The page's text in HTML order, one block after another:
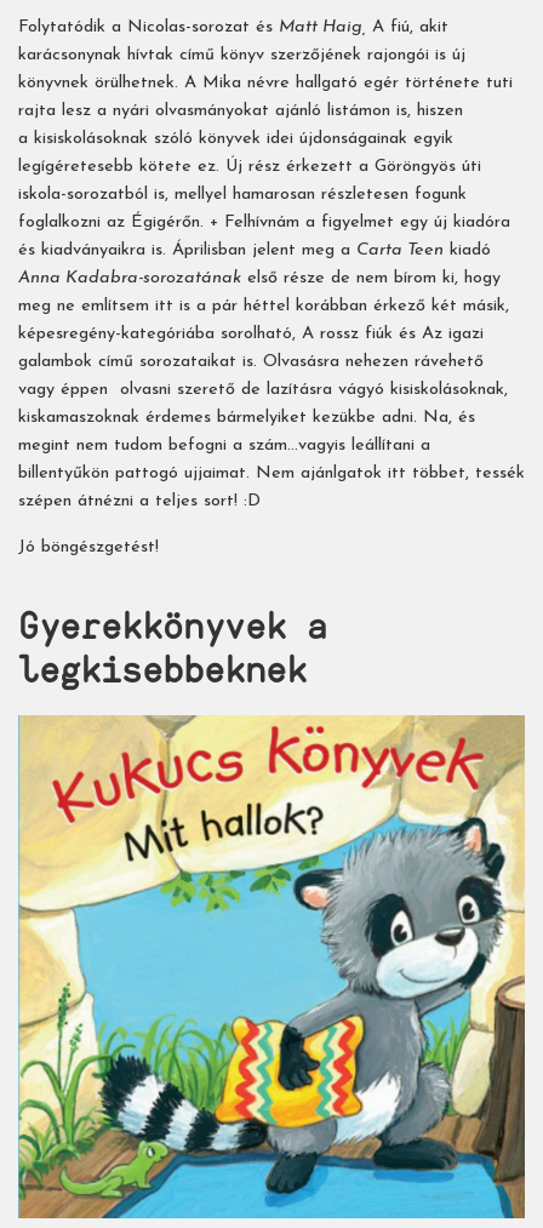
Folytatódik a Nicolas-sorozat és Matt Haig, A fiú, akit
karácsonynak hívtak című könyv szerzőjének rajongói is új
könyvnek örülhetnek. A Mika névre hallgató egér története tuti
rajta lesz a nyári olvasmányokat ajánló listámon is, hiszen
a kisiskolásoknak szóló könyvek idei újdonságainak egyik
legígéretesebb kötete ez. Új rész érkezett a Göröngyös úti
iskola-sorozatból is, mellyel hamarosan részletesen fogunk
foglalkozni az Égigérőn. + Felhívnám a figyelmet egy új kiadóra
és kiadványaikra is. Áprilisban jelent meg a Carta Teen kiadó
Anna Kadabra-sorozatának első része de nem bírom ki, hogy
meg ne említsem itt is a pár héttel korábban érkező két másik,
képesregény-kategóriába sorolható, A rossz fiúk és Az igazi
galambok című sorozataikat is. Olvasásra nehezen rávehető
vagy éppen olvasni szerető de lazításra vágyó kisiskolásoknak,
kiskamaszoknak érdemes bármelyiket kezükbe adni. Na, és
megint nem tudom befogni a szám...vagyis leállítani a
billentyűkön pattogó ujjaimat. Nem ajánlgatok itt többet, tessék
szépen átnézni a teljes sort! :D
Jó böngészgetést!
Gyerekkönyvek a
legkisebbeknek